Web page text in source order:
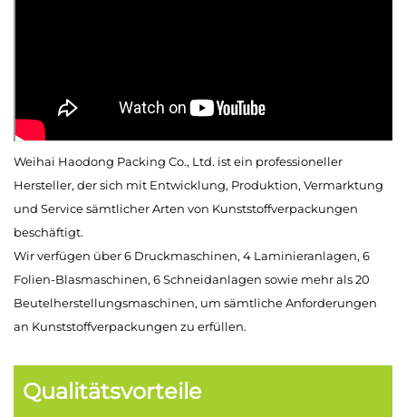
Weihai Haodong Packing Co., Ltd. ist ein professioneller
Hersteller, der sich mit Entwicklung, Produktion, Vermarktung
und Service sämtlicher Arten von Kunststoffverpackungen
beschäftigt.
Wir verfügen über 6 Druckmaschinen, 4 Laminieranlagen, 6
Folien-Blasmaschinen, 6 Schneidanlagen sowie mehr als 20
Beutelherstellungsmaschinen, um sämtliche Anforderungen
an Kunststoffverpackungen zu erfüllen.
Qualitätsvorteile